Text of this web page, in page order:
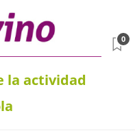
la actividad
0